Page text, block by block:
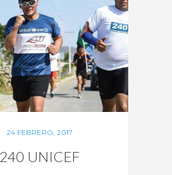
24 FEBRERO, 2017
240 UNICEF